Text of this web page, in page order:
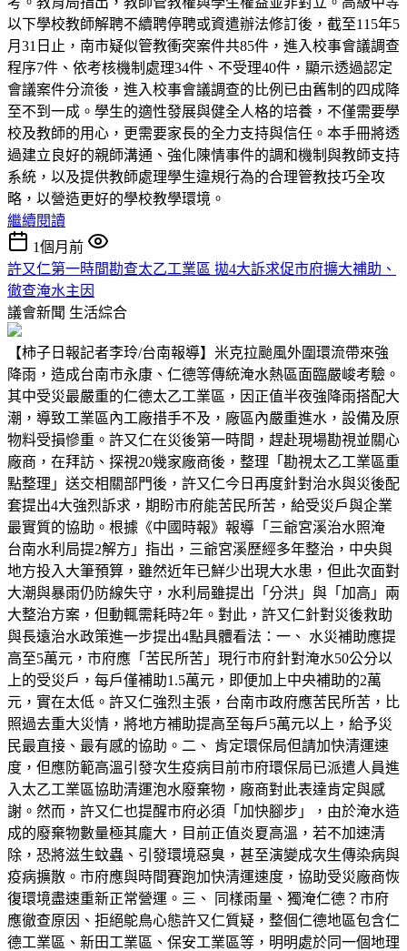
以下學校教師解聘不續聘停聘或資遣辦法修訂後，截至115年5
月31日止，南市疑似管教衝突案件共85件，進入校事會議調查
程序7件、依考核機制處理34件、不受理40件，顯示透過認定
會議案件分流後，進入校事會議調查的比例已由舊制的四成降
至不到一成。學生的適性發展與健全人格的培養，不僅需要學
校及教師的用心，更需要家長的全力支持與信任。本手冊將透
過建立良好的親師溝通、強化陳情事件的調和機制與教師支持
系統，以及提供教師處理學生違規行為的合理管教技巧全攻
略，以營造更好的學校教學環境。
繼續閱讀
1個月前
許又仁第一時間勘查太乙工業區 拋4大訴求促市府擴大補助、
徹查淹水主因
議會新聞 生活綜合
【柿子日報記者李玲/台南報導】米克拉颱風外圍環流帶來強
降雨，造成台南市永康、仁德等傳統淹水熱區面臨嚴峻考驗。
其中受災最嚴重的仁德太乙工業區，因正值半夜強降雨搭配大
潮，導致工業區內工廠措手不及，廠區內嚴重進水，設備及原
物料受損慘重。許又仁在災後第一時間，趕赴現場勘視並關心
廠商，在拜訪、探視20幾家廠商後，整理「勘視太乙工業區重
點整理」送交相關部門後，許又仁今日再度針對治水與災後配
套提出4大強烈訴求，期盼市府能苦民所苦，給受災戶與企業
最實質的協助。根據《中國時報》報導「三爺宮溪治水照淹
台南水利局提2解方」指出，三爺宮溪歷經多年整治，中央與
地方投入大筆預算，雖然近年已鮮少出現大水患，但此次面對
大潮與暴雨仍防線失守，水利局雖提出「分洪」與「加高」兩
大整治方案，但動輒需耗時2年。對此，許又仁針對災後救助
與長遠治水政策進一步提出4點具體看法：一、 水災補助應提
高至5萬元，市府應「苦民所苦」現行市府針對淹水50公分以
上的受災戶，每戶僅補助1.5萬元，即便加上中央補助的2萬
元，實在太低。許又仁強烈主張，台南市政府應苦民所苦，比
照過去重大災情，將地方補助提高至每戶5萬元以上，給予災
民最直接、最有感的協助。二、 肯定環保局但請加快清運速
度，但應防範高溫引發次生疫病目前市府環保局已派遣人員進
入太乙工業區協助清運泡水廢棄物，廠商對此表達肯定與感
謝。然而，許又仁也提醒市府必須「加快腳步」，由於淹水造
成的廢棄物數量極其龐大，目前正值炎夏高溫，若不加速清
除，恐將滋生蚊蟲、引發環境惡臭，甚至演變成次生傳染病與
疫病擴散。市府應與時間賽跑加快清運速度，協助受災廠商恢
復環境盡速重新正常營運。三、 同樣雨量、獨淹仁德？市府
應徹查原因、拒絕鴕鳥心態許又仁質疑，整個仁德地區包含仁
德工業區、新田工業區、保安工業區等，明明處於同一個地理